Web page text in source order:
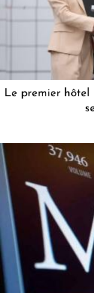
Le premier hôtel